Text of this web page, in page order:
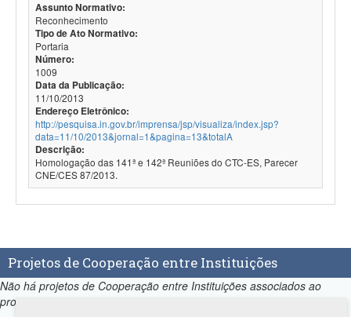
Assunto Normativo:
Reconhecimento
Tipo de Ato Normativo:
Portaria
Número:
1009
Data da Publicação:
11/10/2013
Endereço Eletrônico:
http://pesquisa.in.gov.br/imprensa/jsp/visualiza/index.jsp?
data=11/10/2013&jornal=1&pagina=13&totalA
Descrição:
Homologação das 141ª e 142ª Reuniões do CTC-ES, Parecer
CNE/CES 87/2013.
Projetos de Cooperação entre Instituições
Não há projetos de Cooperação entre Instituições associados ao
programa.